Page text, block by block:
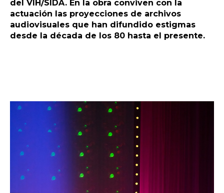
del VIH/SIDA. En la obra conviven con la
actuación las proyecciones de archivos
audiovisuales que han difundido estigmas
desde la década de los 80 hasta el presente.